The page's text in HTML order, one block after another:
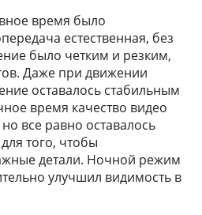
время было
естественная, без
было четким и резким,
Даже при движении
оставалось стабильным
время качество видео
все равно оставалось
того, чтобы
детали. Ночной режим
улучшил видимость в